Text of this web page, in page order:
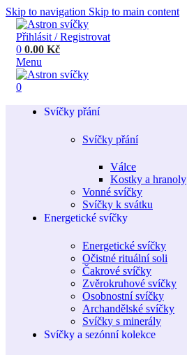
Skip to navigation Skip to main content
Přihlásit / Registrovat
0 0.00 Kč
Menu
0
Svíčky přání
Svíčky přání
Válce
Kostky a hranoly
Vonné svíčky
Svíčky k svátku
Energetické svíčky
Energetické svíčky
Očistné rituální soli
Čakrové svíčky
Zvěrokruhové svíčky
Osobnostní svíčky
Archandělské svíčky
Svíčky s minerály
Svíčky a sezónní kolekce